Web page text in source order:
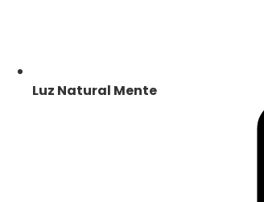
Luz Natural Mente